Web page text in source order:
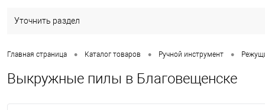
Уточнить раздел
Главная страница • Каталог товаров • Ручной инструмент •
Выкружные пилы в Благовещенске